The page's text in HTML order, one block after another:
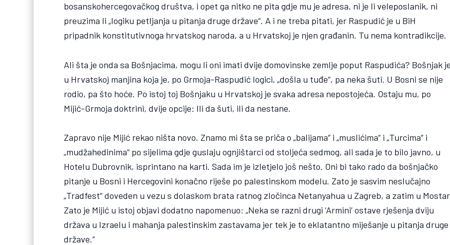
bosanskohercegovačkog društva, i opet ga nitko ne pita gdje mu je adresa, ni je li veleposlanik, ni
preuzima li „logiku petljanja u pitanja druge države“. A i ne treba pitati, jer Raspudić je u BiH
pripadnik konstitutivnoga hrvatskog naroda, a u Hrvatskoj je njen građanin. Tu nema kontradikcije.
Ali šta je onda sa Bošnjacima, mogu li oni imati dvije domovinske zemlje poput Raspudića? Bošnjak
u Hrvatskoj manjina koja je, po Grmoja-Raspudić logici, „došla u tuđe“, pa neka šuti. U Bosni se nije
rodio, pa što hoće. Po istoj toj Bošnjaku u Hrvatskoj je svaka adresa nepostojeća. Ostaju mu, po
Mijić-Grmoja doktrini, dvije opcije: Ili da šuti, ili da nestane.
Zapravo nije Mijić rekao ništa novo. Znamo mi šta se priča o „balijama“ i „muslićima“ i „Turcima“ i
„mudžahedinima“ po sijelima gdje guslaju ognjištarci od stoljeća sedmog, ali sada je to bilo javno, u
Hotelu Dubrovnik, isprintano na karti. Sada im je izletjelo još nešto. Oni bi tako rado da bošnjačko
pitanje u Bosni i Hercegovini konačno riješe po palestinskom modelu. Zato je sasvim neslučajno
„Tradfest“ doveden u vezu s dolaskom brata ratnog zločinca Netanyahua u Zagreb, a zatim u
Zato je Mijić u istoj objavi dodatno napomenuo: „Neka se razni drugi ‘Armini’ ostave rješenja dviju
država u Izraelu i mahanja palestinskim zastavama jer tek je to eklatantno miješanje u pitanja druge
države.“